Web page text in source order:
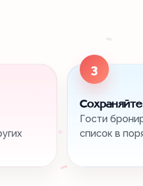
3
Гости
список в